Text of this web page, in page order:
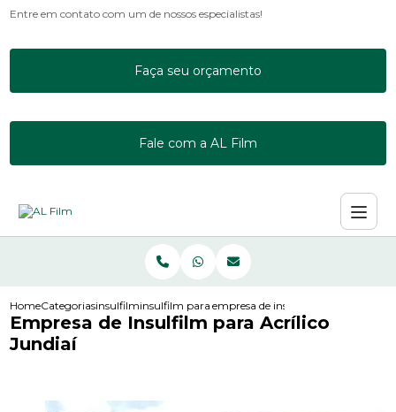
Entre em contato com um de nossos especialistas!
Faça seu orçamento
Fale com a AL Film
HomeCategoriasinsulfilminsulfilm para acrilicoempresa de insulfilm para acrilico
Empresa de Insulfilm para Acrílico
Jundiaí